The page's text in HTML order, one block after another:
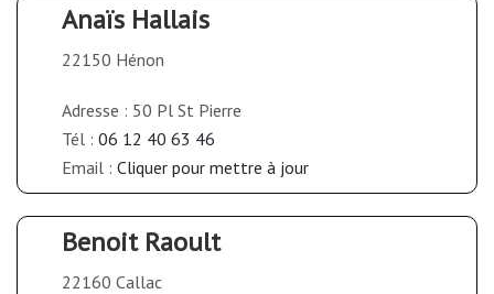
Anaïs Hallais
22150 Hénon
Adresse : 50 Pl St Pierre
Tél : 06 12 40 63 46
Email : Cliquer pour mettre à jour
Benoit Raoult
22160 Callac